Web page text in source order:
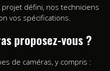
défini, nos techniciens
vos spécifications.
proposez-vous ?
de caméras, y compris :